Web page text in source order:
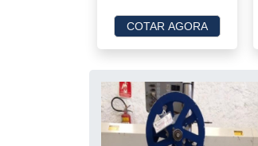
COTAR AGORA